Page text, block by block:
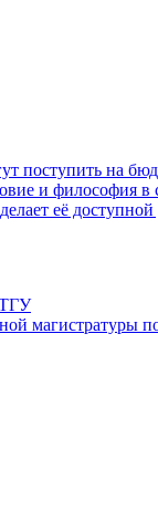
поступить на
и
её
магистратуры